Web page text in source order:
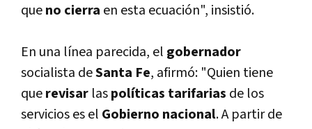
queno cierra en esta ecuación", insistió.
En una lí­nea parecida, el gobernador
socialista deSanta Fe, afirmó: "Quien tiene
querevisar laspolí­ticas tarifarias de los
servicios es el Gobierno nacional. A partir de